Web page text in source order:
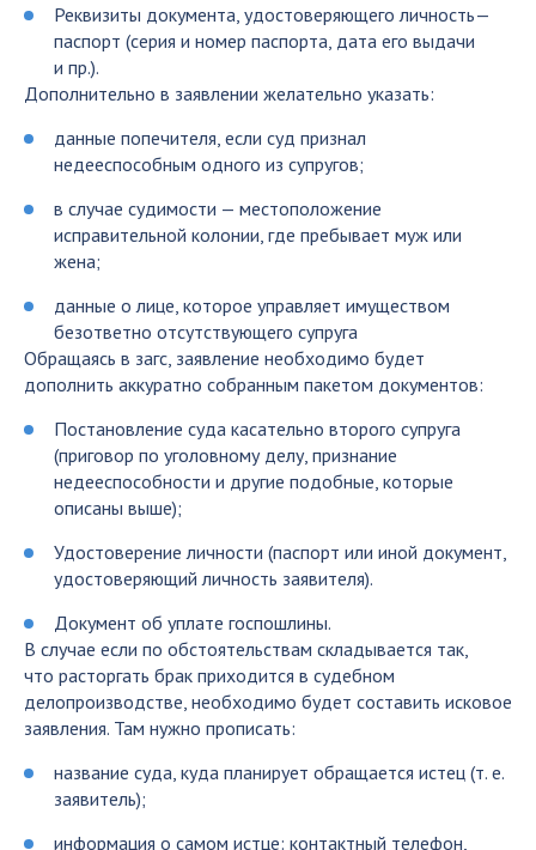
Реквизиты документа, удостоверяющего личность—
паспорт (серия и номер паспорта, дата его выдачи
и пр.).
Дополнительно в заявлении желательно указать:
данные попечителя, если суд признал
недееспособным одного из супругов;
в случае судимости — местоположение
исправительной колонии, где пребывает муж или
жена;
данные о лице, которое управляет имуществом
безответно отсутствующего супруга
Обращаясь в загс, заявление необходимо будет
дополнить аккуратно собранным пакетом документов:
Постановление суда касательно второго супруга
(приговор по уголовному делу, признание
недееспособности и другие подобные, которые
описаны выше);
Удостоверение личности (паспорт или иной документ,
удостоверяющий личность заявителя).
Документ об уплате госпошлины.
В случае если по обстоятельствам складывается так,
что расторгать брак приходится в судебном
делопроизводстве, необходимо будет составить исковое
заявления. Там нужно прописать:
название суда, куда планирует обращается истец (т. е.
заявитель);
информация о самом истце: контактный телефон,